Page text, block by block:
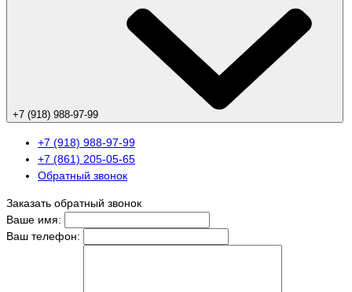
+7 (918) 988-97-99
+7 (918) 988-97-99
+7 (861) 205-05-65
Обратный звонок
Заказать обратный звонок
Ваше имя:
Ваш телефон: